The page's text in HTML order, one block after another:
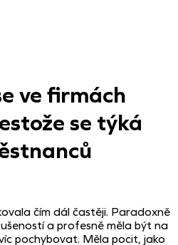
ve firmách
se týká
čím dál častěji. Paradoxně
a profesně měla být na
pochybovat. Měla pocit, jako